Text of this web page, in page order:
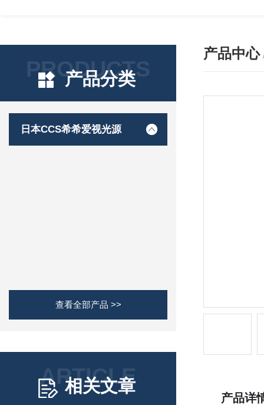
PRODUCTS
产品分类
日本CCS希希爱视光源
查看全部产品 >>
ARTICLE
相关文章
产品中心
产品详